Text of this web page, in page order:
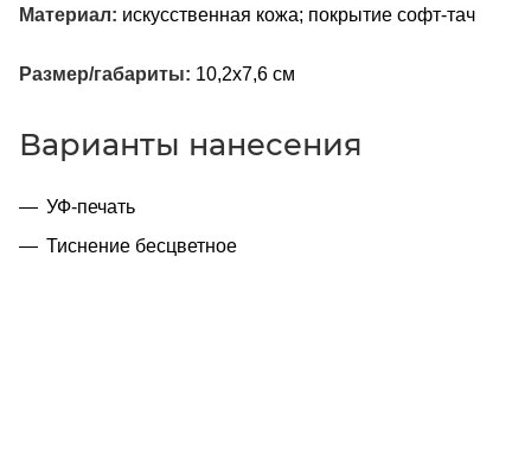
Материал: искусственная кожа; покрытие софт-тач
Размер/габариты: 10,2x7,6 см
Варианты нанесения
УФ-печать
Тиснение бесцветное